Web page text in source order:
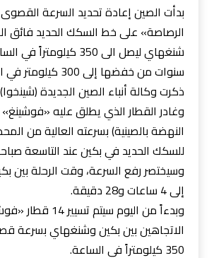
بدأت الصين إعادة تحديد السرعة القصوى
الرصاصة» على خط السكك الحديد فائق
شنغهاي ليصل الى 350
سنوات من خفضها إلى
ذكرت وكالة أنباء الصين الجديدة
وغادر القطار الذي يطلق عليه
النهضة بالصينية) بسرعته العالية من
للسكك الحديد في بكين عند التاسعة
وسيختصر رفع السرعة، وقت الرحلة بين
إلى 4 ساعات و28 دقيقة.
وبدءاً من اليوم سيتم
الاتجاهين بين بكين وشنغهاي بسرعة
350 كيلومتراً في الساعة.